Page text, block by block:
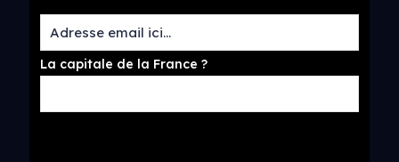
La capitale de la France ?